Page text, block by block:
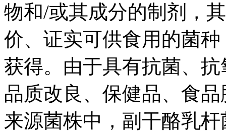
物和/或其成分的制剂，
价、证实可供食用的菌
获得。由于具有抗菌、
品质改良、保健品、食
来源菌株中，副干酪乳